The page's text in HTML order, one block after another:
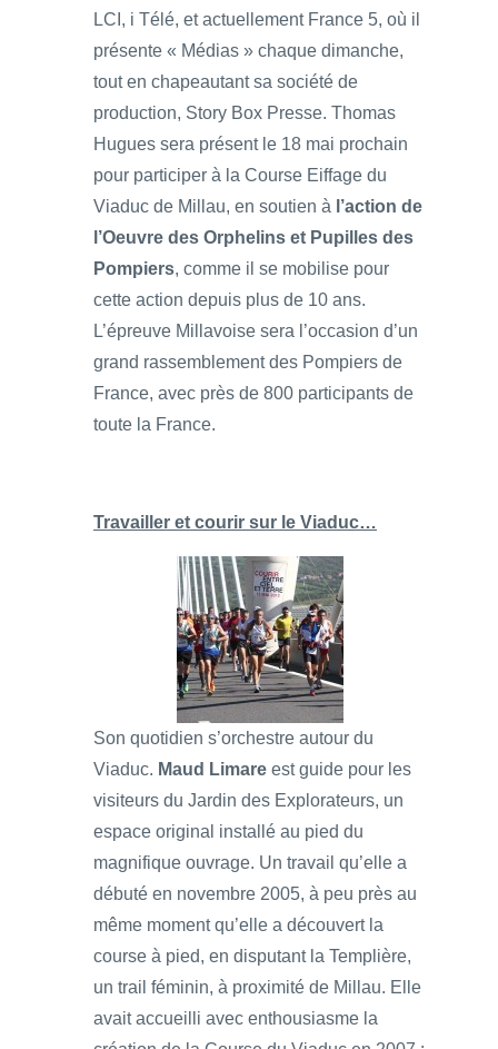
LCI, i Télé, et actuellement France 5, où il
présente « Médias » chaque dimanche,
tout en chapeautant sa société de
production, Story Box Presse. Thomas
Hugues sera présent le 18 mai prochain
pour participer à la Course Eiffage du
Viaduc de Millau, en soutien à l’action de
l’Oeuvre des Orphelins et Pupilles des
Pompiers, comme il se mobilise pour
cette action depuis plus de 10 ans.
L’épreuve Millavoise sera l’occasion d’un
grand rassemblement des Pompiers de
France, avec près de 800 participants de
toute la France.
Travailler et courir sur le Viaduc…
Son quotidien s’orchestre autour du
Viaduc. Maud Limare est guide pour les
visiteurs du Jardin des Explorateurs, un
espace original installé au pied du
magnifique ouvrage. Un travail qu’elle a
débuté en novembre 2005, à peu près au
même moment qu’elle a découvert la
course à pied, en disputant la Templière,
un trail féminin, à proximité de Millau. Elle
avait accueilli avec enthousiasme la